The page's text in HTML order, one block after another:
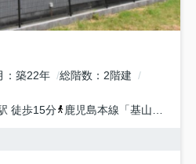
築22年 総階数
2階建
徒歩15分 鹿児島本線 「基山